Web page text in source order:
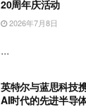
20周年庆活动
2026年7月8日
...
英特尔与蓝思科技
AI时代的先进半导